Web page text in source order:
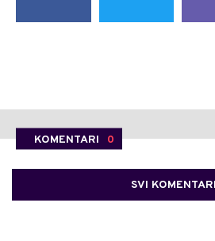
KOMENTARI 0
SVI KOMENTARI